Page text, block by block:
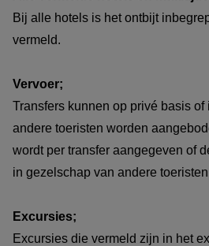
Bij alle hotels is het ontbijt
vermeld.
Vervoer;
Transfers kunnen op privé basis
andere toeristen worden
wordt per transfer aangegeven of
in gezelschap van andere
Excursies;
Excursies die vermeld zijn in het